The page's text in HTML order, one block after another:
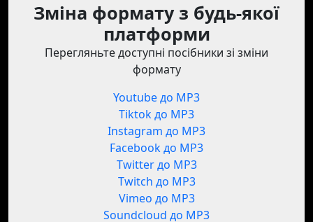
Зміна формату з будь-якої
платформи
Перегляньте доступні посібники зі зміни
формату
Youtube до MP3
Tiktok до MP3
Instagram до MP3
Facebook до MP3
Twitter до MP3
Twitch до MP3
Vimeo до MP3
Soundcloud до MP3